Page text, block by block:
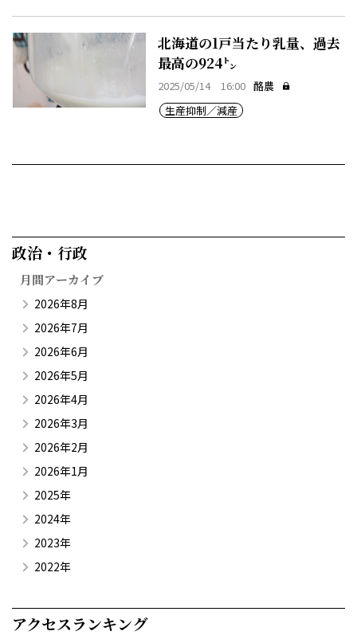
北海道の1戸当たり乳量、過去
最高の924㌧
2025/05/14 16:00 酪農
生産抑制／減産
政治・行政​
月間アーカイブ
2026年8月
2026年7月
2026年6月
2026年5月
2026年4月
2026年3月
2026年2月
2026年1月
2025年
2024年
2023年
2022年
アクセスランキング